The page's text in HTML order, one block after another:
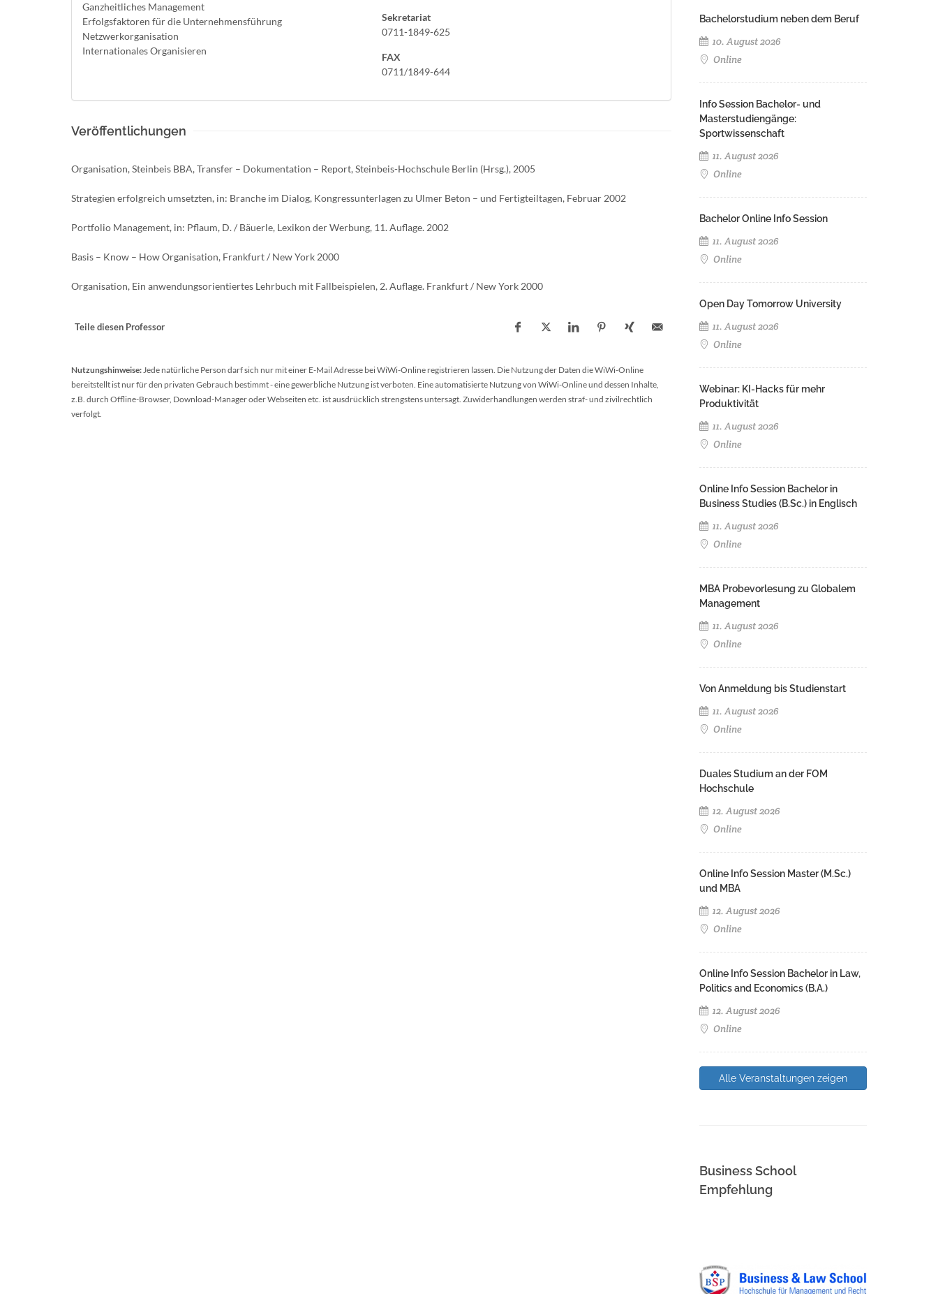
Ganzheitliches Management
Erfolgsfaktoren für die Unternehmensführung
Netzwerkorganisation
Internationales Organisieren
Sekretariat
0711-1849-625
FAX
0711/1849-644
Veröffentlichungen
Organisation, Steinbeis BBA, Transfer – Dokumentation – Report, Steinbeis-Hochschule Berlin (Hrsg.), 2005
Strategien erfolgreich umsetzten, in: Branche im Dialog, Kongressunterlagen zu Ulmer Beton – und Fertigteiltagen, Februar 2002
Portfolio Management, in: Pflaum, D. / Bäuerle, Lexikon der Werbung, 11. Auflage. 2002
Basis – Know – How Organisation, Frankfurt / New York 2000
Organisation, Ein anwendungsorientiertes Lehrbuch mit Fallbeispielen, 2. Auflage. Frankfurt / New York 2000
Teile diesen Professor
Nutzungshinweise:Jede natürliche Person darf sich nur mit einer E-Mail Adresse bei WiWi-Online registrieren lassen. Die Nutzung der Daten die WiWi-Online
bereitstellt ist nur für den privaten Gebrauch bestimmt - eine gewerbliche Nutzung ist verboten. Eine automatisierte Nutzung von WiWi-Online und dessen Inhalte,
z.B. durch Offline-Browser, Download-Manager oder Webseiten etc. ist ausdrücklich strengstens untersagt. Zuwiderhandlungen werden straf- und zivilrechtlich
verfolgt.
Bachelorstudium neben dem Beruf
10. August 2026
Online
Info Session Bachelor- und
Masterstudiengänge:
Sportwissenschaft
11. August 2026
Online
Bachelor Online Info Session
11. August 2026
Online
Open Day Tomorrow University
11. August 2026
Online
Webinar: KI-Hacks für mehr
Produktivität
11. August 2026
Online
Online Info Session Bachelor in
Business Studies (B.Sc.) in Englisch
11. August 2026
Online
MBA Probevorlesung zu Globalem
Management
11. August 2026
Online
Von Anmeldung bis Studienstart
11. August 2026
Online
Duales Studium an der FOM
Hochschule
12. August 2026
Online
Online Info Session Master (M.Sc.)
und MBA
12. August 2026
Online
Online Info Session Bachelor in Law,
Politics and Economics (B.A.)
12. August 2026
Online
Alle Veranstaltungen zeigen
Business School
Empfehlung